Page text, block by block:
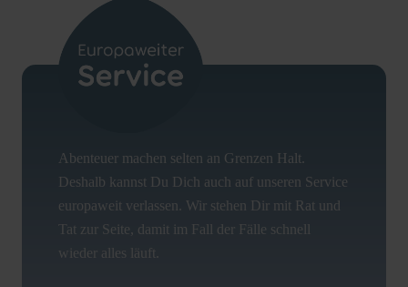
Abenteuer machen selten an Grenzen Halt.
Deshalb kannst Du Dich auch auf unseren Service
europaweit verlassen. Wir stehen Dir mit Rat und
Tat zur Seite, damit im Fall der Fälle schnell
wieder alles läuft.